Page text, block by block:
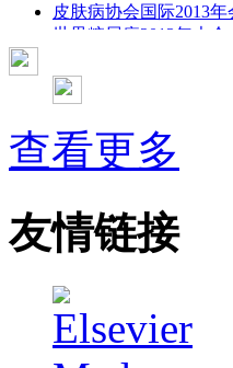
皮肤病协会国际2013年
世界糖尿病2013年大会
彭晓霞---诊断试验的
武姗姗---累积Meta分析
孙凤---Network Meta分析
杨智荣---Cochrane综述
杨祖耀---疾病频率资料
查看更多
友情链接